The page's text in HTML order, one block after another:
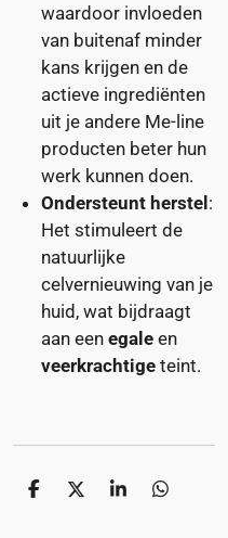
waardoor invloeden
van buitenaf minder
kans krijgen en de
actieve ingrediënten
uit je andere Me-line
producten beter hun
werk kunnen doen.
Ondersteunt herstel:
Het stimuleert de
natuurlijke
celvernieuwing van je
huid, wat bijdraagt
aan een egale en
veerkrachtige teint.
D
D
S
D